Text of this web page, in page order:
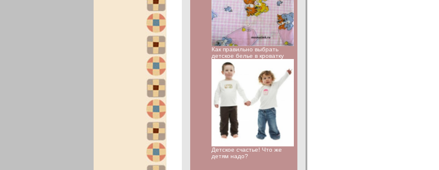
Как правильно выбрать
детское белье в кроватку
Детское счастье! Что же
детям надо?